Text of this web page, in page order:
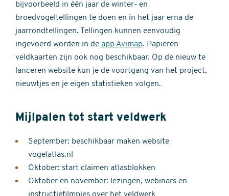
bijvoorbeeld in één jaar de winter- en
broedvogeltellingen te doen en in het jaar erna de
jaarrondtellingen. Tellingen kunnen eenvoudig
ingevoerd worden in de app Avimap. Papieren
veldkaarten zijn ook nog beschikbaar. Op de nieuw te
lanceren website kun je de voortgang van het project,
nieuwtjes en je eigen statistieken volgen.
Mijlpalen tot start veldwerk
September: beschikbaar maken website
vogelatlas.nl
Oktober: start claimen atlasblokken
Oktober en november: lezingen, webinars en